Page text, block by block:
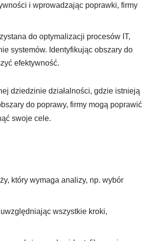
i wprowadzając poprawki, firmy
do optymalizacji procesów IT,
systemów. Identyfikując obszary do
efektywność.
dziedzinie działalności, gdzie istnieją
do poprawy, firmy mogą poprawić
swoje cele.
który wymaga analizy, np. wybór
wszystkie kroki,